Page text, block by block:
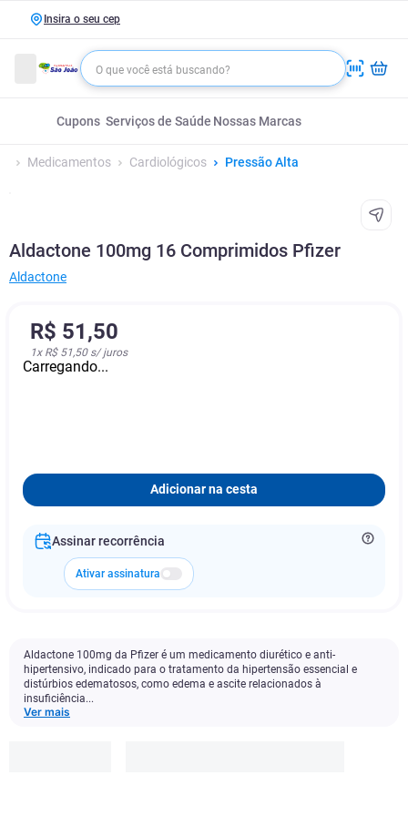
Insira o seu cep
Cupons Serviços de Saúde Nossas Marcas
Medicamentos Cardiológicos Pressão Alta
Aldactone 100mg 16 Comprimidos Pfizer
Aldactone
R$ 51,50
1x R$ 51,50s/ juros
Carregando...
Adicionar na cesta
Assinar recorrência
Ativar assinatura
Aldactone 100mg da Pfizer é um medicamento diurético e anti-
hipertensivo, indicado para o tratamento da hipertensão essencial e
distúrbios edematosos, como edema e ascite relacionados à
insuficiência...
Ver mais